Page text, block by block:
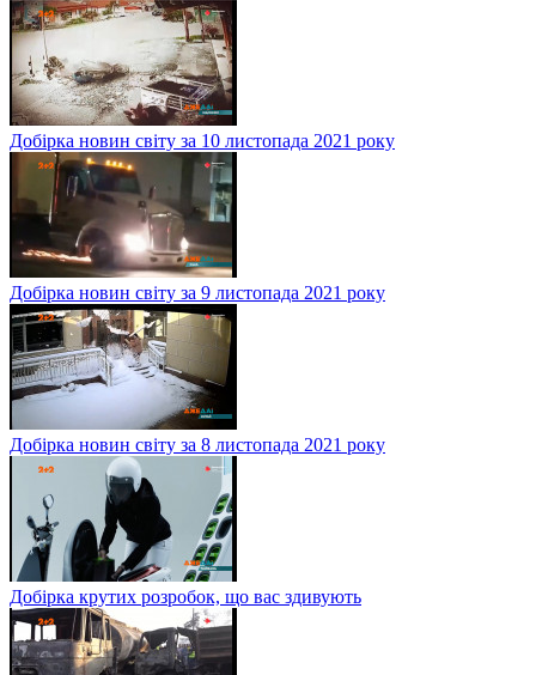
Добірка новин світу за 10 листопада 2021 року
Добірка новин світу за 9 листопада 2021 року
Добірка новин світу за 8 листопада 2021 року
Добірка крутих розробок, що вас здивують